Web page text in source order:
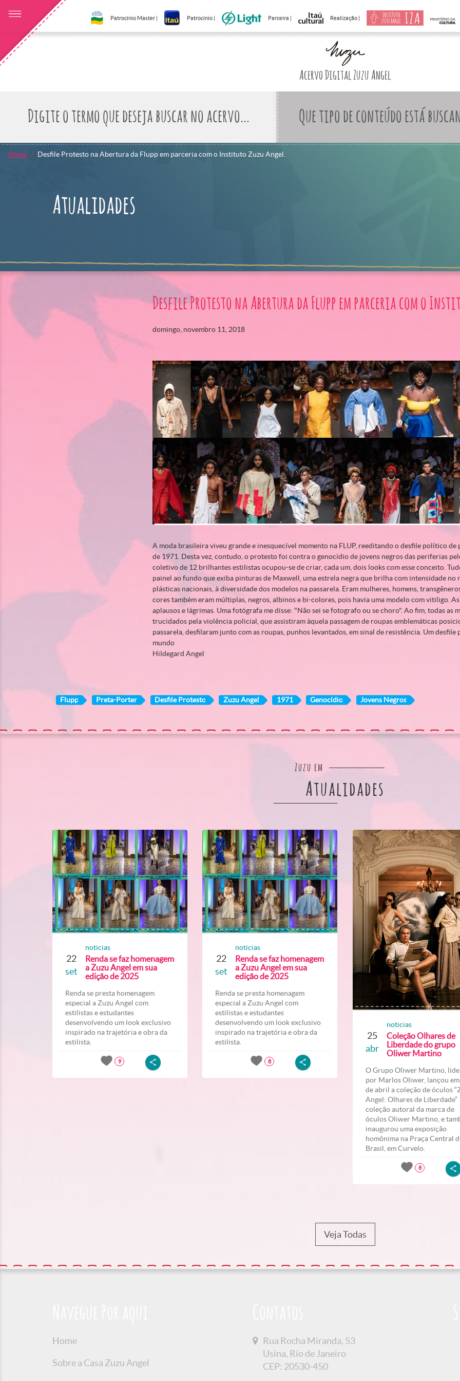
Patrocínio Master | Patrocínio | Parceira | Realização |
Acervo Digital Zuzu Angel
Que tipo de conteúdo está
Home Desfile Protesto na Abertura da Flupp em parceria com o Instituto Zuzu Angel.
Atualidades
Desfile Protesto na Abertura da Flupp em parceria com o
domingo, novembro 11, 2018
A moda brasileira viveu grande e inesquecível momento na FLUP, reeditando o desfile político de
de 1971. Desta vez, contudo, o protesto foi contra o genocídio de jovens negros das periferias
coletivo de 12 brilhantes estilistas ocupou-se de criar, cada um, dois looks com esse conceito.
painel ao fundo que exiba pinturas de Maxwell, uma estrela negra que brilha com intensidade no
plásticas nacionais, à diversidade dos modelos na passarela. Eram mulheres, homens,
cores também eram múltiplas, negros, albinos e bi-colores, pois havia uma modelo com vitiligo.
aplausos e lágrimas. Uma fotógrafa me disse: "Não sei se fotografo ou se choro". Ao fim, todas as
trucidados pela violência policial, que assistiram àquela passagem de roupas emblemáticas
passarela, desfilaram junto com as roupas, punhos levantados, em sinal de resistência. Um desfile
mundo
Hildegard Angel
Flupp Preta-Porter Desfile Protesto Zuzu Angel 1971 Genocídio Jovens Negros
Zuzu em
Atualidades
22
set
noticias
Renda se faz homenagem
a Zuzu Angel em sua
edição de 2025
Renda se presta homenagem
especial a Zuzu Angel com
estilistas e estudantes
desenvolvendo um look exclusivo
inspirado na trajetória e obra da
estilista.
9
22
set
noticias
Renda se faz homenagem
a Zuzu Angel em sua
edição de 2025
Renda se presta homenagem
especial a Zuzu Angel com
estilistas e estudantes
desenvolvendo um look exclusivo
inspirado na trajetória e obra da
estilista.
8
25
abr
noticias
Coleção Olhares de
Liberdade do grupo
Oliwer Martino
O Grupo Oliwer Martino,
por Marlos Oliwer, lançou
de abril a coleção de óculos
Angel: Olhares de Liberdade”
coleção autoral da marca de
óculos Oliwer Martino, e
inaugurou uma exposição
homônima na Praça Central
Brasil, em Curvelo.
8
Veja Todas
Home
Sobre a Casa Zuzu Angel
Rua Rocha Miranda, 53
Usina, Rio de Janeiro
CEP: 20530-450